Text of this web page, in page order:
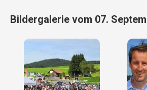
Bildergalerie vom 07.